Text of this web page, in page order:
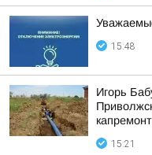
15:48
Игорь
15:21